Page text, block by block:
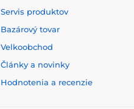
Servis produktov
Bazárový tovar
Velkoobchod
Články a novinky
Hodnotenia a recenzie